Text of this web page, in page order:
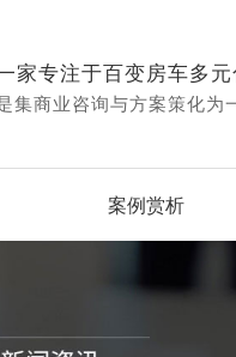
家专注于百变房车多
集商业咨询与方案策化为
案例赏析